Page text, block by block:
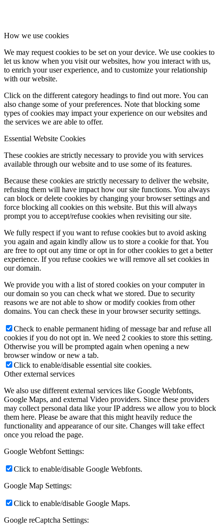
How we use cookies
We may request cookies to be set on your device. We use cookies to
let us know when you visit our websites, how you interact with us,
to enrich your user experience, and to customize your relationship
with our website.
Click on the different category headings to find out more. You can
also change some of your preferences. Note that blocking some
types of cookies may impact your experience on our websites and
the services we are able to offer.
Essential Website Cookies
These cookies are strictly necessary to provide you with services
available through our website and to use some of its features.
Because these cookies are strictly necessary to deliver the website,
refusing them will have impact how our site functions. You always
can block or delete cookies by changing your browser settings and
force blocking all cookies on this website. But this will always
prompt you to accept/refuse cookies when revisiting our site.
We fully respect if you want to refuse cookies but to avoid asking
you again and again kindly allow us to store a cookie for that. You
are free to opt out any time or opt in for other cookies to get a better
experience. If you refuse cookies we will remove all set cookies in
our domain.
We provide you with a list of stored cookies on your computer in
our domain so you can check what we stored. Due to security
reasons we are not able to show or modify cookies from other
domains. You can check these in your browser security settings.
Check to enable permanent hiding of message bar and refuse all
cookies if you do not opt in. We need 2 cookies to store this setting.
Otherwise you will be prompted again when opening a new
browser window or new a tab.
Click to enable/disable essential site cookies.
Other external services
We also use different external services like Google Webfonts,
Google Maps, and external Video providers. Since these providers
may collect personal data like your IP address we allow you to block
them here. Please be aware that this might heavily reduce the
functionality and appearance of our site. Changes will take effect
once you reload the page.
Google Webfont Settings:
Click to enable/disable Google Webfonts.
Google Map Settings:
Click to enable/disable Google Maps.
Google reCaptcha Settings: